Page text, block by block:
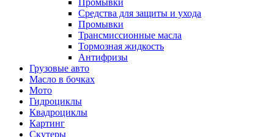
Промывки
Средства для защиты и ухода
Промывки
Трансмиссионные масла
Тормозная жидкость
Антифризы
Грузовые авто
Масло в бочках
Мото
Гидроциклы
Квадроциклы
Картинг
Скутеры